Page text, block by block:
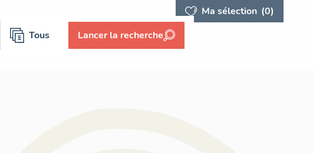
Ma sélection (0)
Tous Lancer la recherche